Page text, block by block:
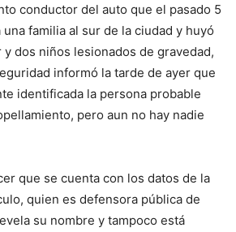
conductor del auto que el pasado 5
familia al sur de la ciudad y huyó
dos niños lesionados de gravedad,
informó la tarde de ayer que
identificada la persona probable
pero aun no hay nadie
que se cuenta con los datos de la
quien es defensora pública de
su nombre y tampoco está